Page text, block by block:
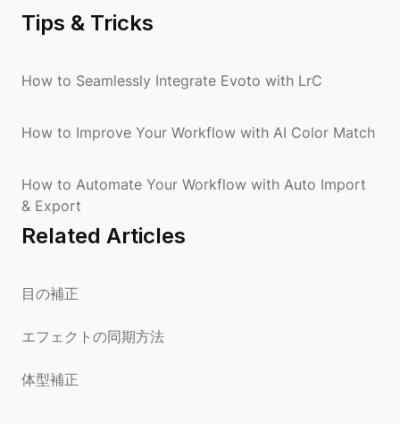
Tips & Tricks
How to Seamlessly Integrate Evoto with LrC
How to Improve Your Workflow with AI Color Match
How to Automate Your Workflow with Auto Import
& Export
Related Articles
目の補正
エフェクトの同期方法
体型補正